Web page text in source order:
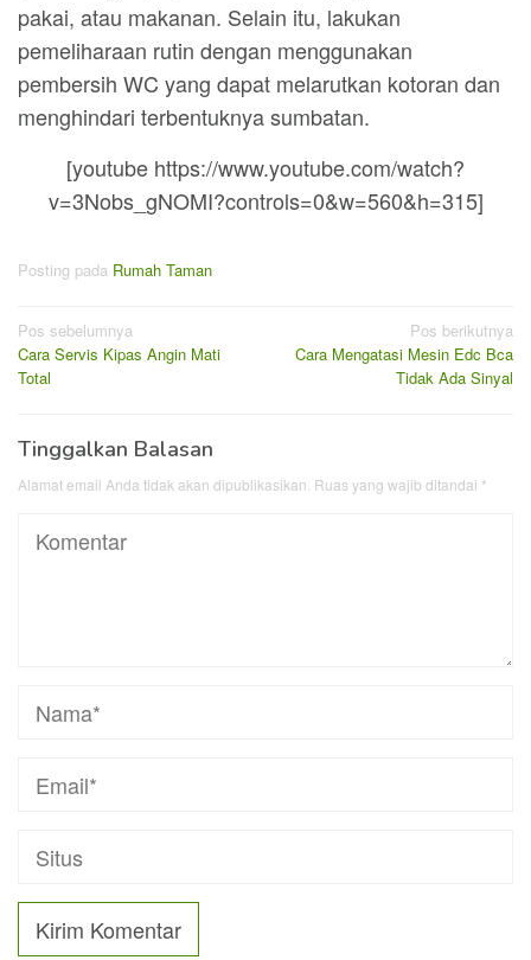
pakai, atau makanan. Selain itu, lakukan
pemeliharaan rutin dengan menggunakan
pembersih WC yang dapat melarutkan kotoran dan
menghindari terbentuknya sumbatan.
[youtube https://www.youtube.com/watch?
v=3Nobs_gNOMI?controls=0&w=560&h=315]
Posting pada Rumah Taman
Navigasi
pos
Pos sebelumnya
Cara Servis Kipas Angin Mati
Total
Pos berikutnya
Cara Mengatasi Mesin Edc Bca
Tidak Ada Sinyal
Tinggalkan Balasan
Alamat email Anda tidak akan dipublikasikan. Ruas yang wajib ditandai *